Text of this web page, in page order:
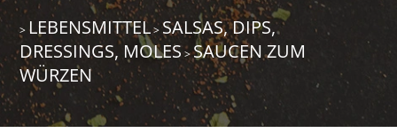
> LEBENSMITTEL> SALSAS, DIPS,
DRESSINGS, MOLES >SAUCEN ZUM
WÜRZEN